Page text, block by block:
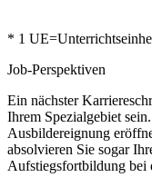
* 1
Job-Perspektiven
Ein nächster
Ihrem Spezialgebiet
Ausbildereignung
absolvieren Sie sogar
Aufstiegsfortbildung